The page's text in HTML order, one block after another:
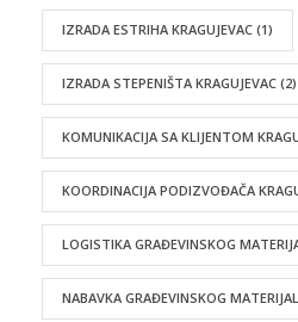
IZRADA ESTRIHA KRAGUJEVAC (1)
IZRADA STEPENIŠTA KRAGUJEVAC (2)
KOMUNIKACIJA SA KLIJENTOM
KOORDINACIJA PODIZVOĐAČA
LOGISTIKA GRAĐEVINSKOG
NABAVKA GRAĐEVINSKOG